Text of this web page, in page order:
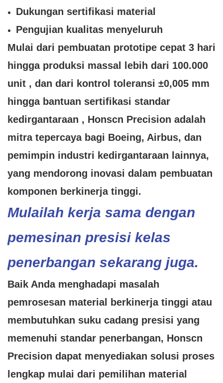
Dukungan sertifikasi material
Pengujian kualitas menyeluruh
Mulai dari pembuatan prototipe cepat 3 hari
hingga produksi massal lebih dari 100.000
unit , dan dari kontrol toleransi ±0,005 mm
hingga bantuan sertifikasi standar
kedirgantaraan , Honscn Precision adalah
mitra tepercaya bagi Boeing, Airbus, dan
pemimpin industri kedirgantaraan lainnya,
yang mendorong inovasi dalam pembuatan
komponen berkinerja tinggi.
Mulailah kerja sama dengan
pemesinan presisi kelas
penerbangan sekarang juga.
Baik Anda menghadapi masalah
pemrosesan material berkinerja tinggi atau
membutuhkan suku cadang presisi yang
memenuhi standar penerbangan, Honscn
Precision dapat menyediakan solusi proses
lengkap mulai dari pemilihan material